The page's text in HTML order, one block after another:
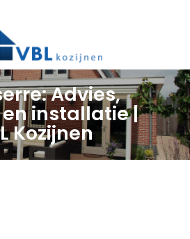
Advies,
installatie |
Kozijnen